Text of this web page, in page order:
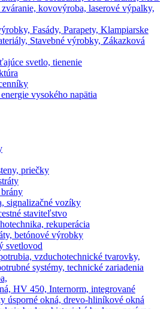
kovovýroba, laserové výpalky,
Fasády, Parapety, Klampiarske
Stavebné výrobky, Zákazková
svetlo, tienenie
vysokého napätia
priečky
signalizačné vozíky
staviteľstvo
rekuperácia
betónové výrobky
svetlovod
vzduchotechnické tvarovky,
systémy, technické zariadenia
HV 450, Internorm, integrované
úsporné okná, drevo-hliníkové okná